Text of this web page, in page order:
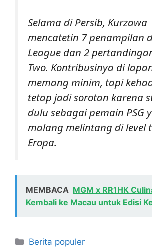
Selama di Persib, Kurzawa
mencatetin 7 penampilan
League dan 2
Two. Kontribusinya di
memang minim, tapi
tetap jadi sorotan karena
dulu sebagai pemain PSG
malang melintang di level
Eropa.
MEMBACA MGM x RR1HK
Kembali ke Macau untuk Edisi
Kategori
Berita populer